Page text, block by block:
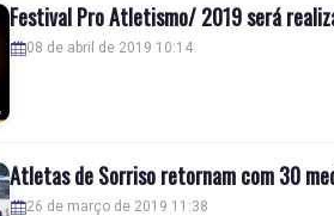
Festival Pro Atletismo/ 2019 será
08 de abril de 2019 10:14
Atletas de Sorriso retornam com 30
26 de março de 2019 11:38